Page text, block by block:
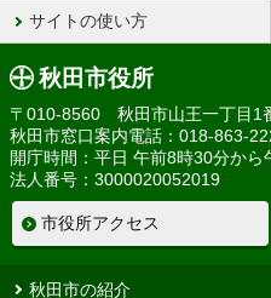
サイトの使い方
秋田市役所
〒010-8560 秋田市山王一丁目1
秋田市窓口案内電話：018-863-
開庁時間：平日 午前8時30分から
法人番号：3000020052019
市役所アクセス
秋田市の紹介